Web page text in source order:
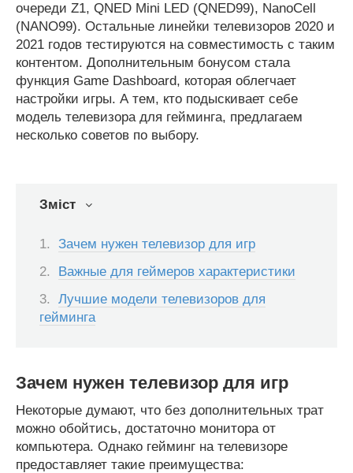
очереди Z1, QNED Mini LED (QNED99), NanoCell
(NANO99). Остальные линейки телевизоров 2020 и
2021 годов тестируются на совместимость с таким
контентом. Дополнительным бонусом стала
функция Game Dashboard, которая облегчает
настройки игры. А тем, кто подыскивает себе
модель телевизора для гейминга, предлагаем
несколько советов по выбору.
Зміст
Зачем нужен телевизор для игр
Важные для геймеров характеристики
Лучшие модели телевизоров для
гейминга
Зачем нужен телевизор для игр
Некоторые думают, что без дополнительных трат
можно обойтись, достаточно монитора от
компьютера. Однако гейминг на телевизоре
предоставляет такие преимущества: